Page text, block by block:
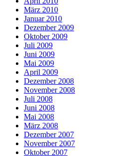
März 2010
Januar 2010
Dezember 2009
Oktober 2009
Juli 2009
Juni 2009
Mai 2009
April 2009
Dezember 2008
November 2008
Juli 2008
Juni 2008
Mai 2008
März 2008
Dezember 2007
November 2007
Oktober 2007